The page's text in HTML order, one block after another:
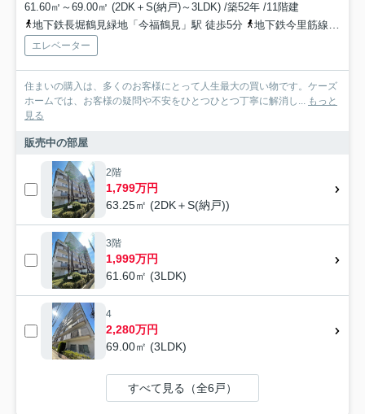
61.60㎡～69.00㎡ (2DK＋S(納戸)～3LDK) /築52年 /11階建
地下鉄長堀鶴見緑地「今福鶴見」駅 徒歩5分
地下鉄今里筋線「新森古市」駅 徒歩17分
エレベーター
住まいの購入は、多くのお客様にとって人生最大の買い物です。ケーズ
ホームでは、お客様の疑問や不安をひとつひとつ丁寧に解消し... もっと
見る
販売中の部屋
2階
1,799万円
63.25㎡ (2DK＋S(納戸))
3階
1,999万円
61.60㎡ (3LDK)
4
2,280万円
69.00㎡ (3LDK)
すべて見る（全6戸）